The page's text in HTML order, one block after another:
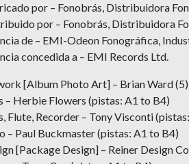
por – Fonobrás, Distribuidora
por – Fonobrás, Distribuidora
de – EMI-Odeon Fonográfica,
concedida a – EMI Records Ltd.
[Album Photo Art] – Brian Ward (5)
– Herbie Flowers (pistas: A1 to B4)
Flute, Recorder – Tony Visconti
– Paul Buckmaster (pistas: A1 to B4)
[Package Design] – Reiner Design